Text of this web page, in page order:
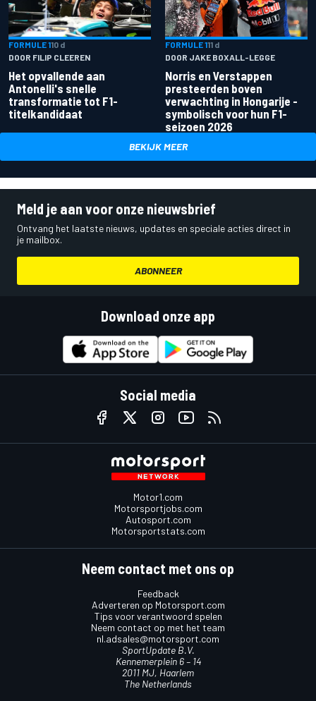
FORMULE 110 d
DOOR FILIP CLEEREN
Het opvallende aan
Antonelli's snelle
transformatie tot F1-
titelkandidaat
FORMULE 111 d
DOOR JAKE BOXALL-LEGGE
Norris en Verstappen
presteerden boven
verwachting in Hongarije -
symbolisch voor hun F1-
seizoen 2026
BEKIJK MEER
Meld je aan voor onze nieuwsbrief
Ontvang het laatste nieuws, updates en speciale acties direct in
je mailbox.
ABONNEER
Download onze app
Social media
Motor1.com
Motorsportjobs.com
Autosport.com
Motorsportstats.com
Neem contact met ons op
Feedback
Adverteren op Motorsport.com
Tips voor verantwoord spelen
Neem contact op met het team
nl.adsales@motorsport.com
SportUpdate B.V.
Kennemerplein 6 – 14
2011 MJ, Haarlem
The Netherlands